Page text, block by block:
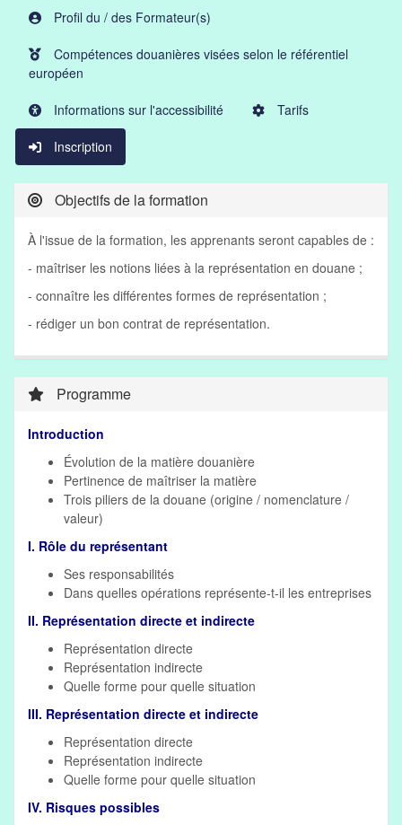
Profil du / des Formateur(s)
Compétences douanières visées selon le référentiel
européen
Informations sur l'accessibilité Tarifs
Inscription
Objectifs de la formation
À l'issue de la formation, les apprenants seront capables de :
- maîtriser les notions liées à la représentation en douane ;
- connaître les différentes formes de représentation ;
- rédiger un bon contrat de représentation.
Programme
Introduction
Évolution de la matière douanière
Pertinence de maîtriser la matière
Trois piliers de la douane (origine / nomenclature /
valeur)
I. Rôle du représentant
Ses responsabilités
Dans quelles opérations représente-t-il les entreprises
II. Représentation directe et indirecte
Représentation directe
Représentation indirecte
Quelle forme pour quelle situation
III. Représentation directe et indirecte
Représentation directe
Représentation indirecte
Quelle forme pour quelle situation
IV. Risques possibles